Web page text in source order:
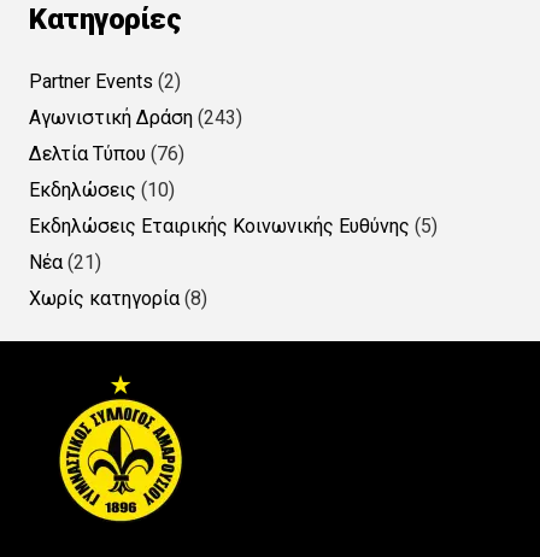
Kατηγορίες
Partner Events (2)
Αγωνιστική Δράση (243)
Δελτία Τύπου (76)
Εκδηλώσεις (10)
Εκδηλώσεις Εταιρικής Κοινωνικής Ευθύνης (5)
Νέα (21)
Χωρίς κατηγορία (8)